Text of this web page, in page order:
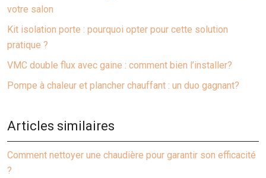
votre salon
Kit isolation porte : pourquoi opter pour cette solution
pratique ?
VMC double flux avec gaine : comment bien l’installer?
Pompe à chaleur et plancher chauffant : un duo gagnant?
Articles similaires
Comment nettoyer une chaudière pour garantir son efficacité
?